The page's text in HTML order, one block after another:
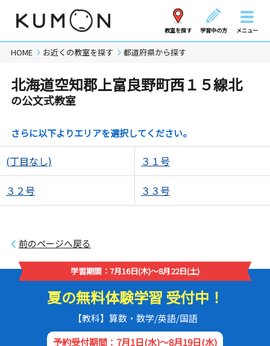
教室を探す 学習中の方 メニュー
HOME お近くの教室を探す 都道府県から探す
北海道空知郡上富良野町西１５線北
の公文式教室
さらに以下よりエリアを選択してください。
(丁目なし) ３１号
３２号 ３３号
前のページへ戻る
学習期間：7月16日(木)～8月22日(土)
夏の無料体験学習 受付中！
【教科】算数・数学/英語/国語
予約受付期間：7月1日(水)～8月19日(水)